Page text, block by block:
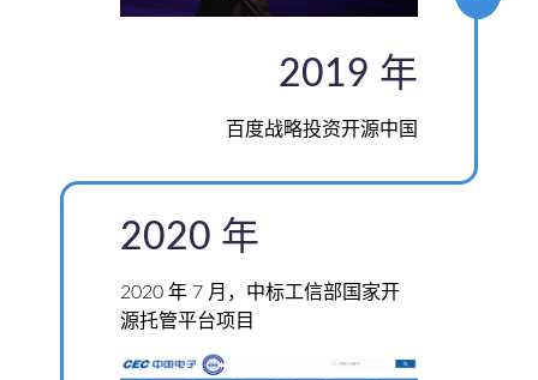
2019 年
百度战略投资开源中国
2020 年
2020 年 7 月，中标工信部国家开
源托管平台项目